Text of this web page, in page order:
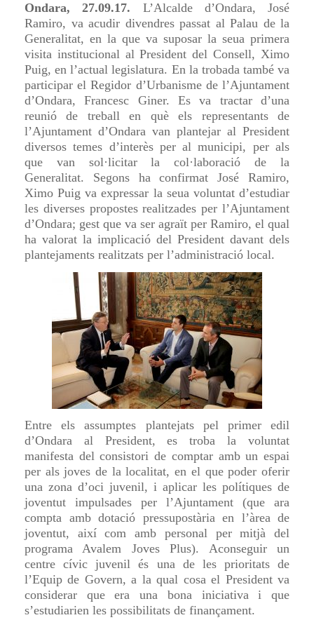
Ondara, 27.09.17. L’Alcalded’Ondara, José
Ramiro, va acudir divendres passat al Palau de la
Generalitat, en la que va suposar la seua primera
visita institucional al President del Consell, Ximo
Puig, en l’actual legislatura. En la trobada també va
participar el Regidor d’Urbanisme de l’Ajuntament
d’Ondara, Francesc Giner. Es va tractar d’una
reunió de treball en què els representants de
l’Ajuntament d’Ondara van plantejar al President
diversos temes d’interès per al municipi, per als
que van sol·licitar la col·laboració de la
Generalitat. Segons ha confirmat José Ramiro,
Ximo Puig va expressar la seua voluntat d’estudiar
les diverses propostes realitzades per l’Ajuntament
d’Ondara; gest que va ser agraït per Ramiro, el qual
ha valorat la implicació del President davant dels
plantejaments realitzats per l’administració local.
Entre els assumptes plantejats pel primer edil
d’Ondara al President, es troba la voluntat
manifesta del consistori de comptar amb un espai
per als joves de la localitat, en el que poder oferir
una zona d’oci juvenil, i aplicar les polítiques de
joventut impulsades per l’Ajuntament (que ara
compta amb dotació pressupostària en l’àrea de
joventut, així com amb personal per mitjà del
programa Avalem Joves Plus). Aconseguir un
centre cívic juvenil és una de les prioritats de
l’Equip de Govern, a la qual cosa el President va
considerar que era una bona iniciativa i que
s’estudiarien les possibilitats de finançament.